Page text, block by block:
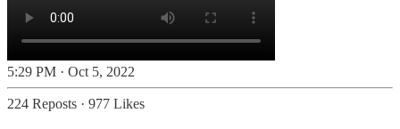
5:29 PM · Oct 5, 2022
224 Reposts · 977 Likes